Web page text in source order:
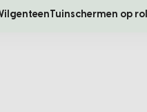
Tuinschermen op rol